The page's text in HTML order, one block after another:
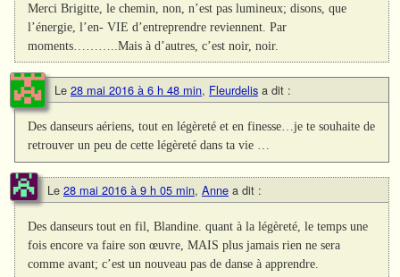
Merci Brigitte, le chemin, non, n’est pas lumineux; disons, que
l’énergie, l’en- VIE d’entreprendre reviennent. Par
moments………..Mais à d’autres, c’est noir, noir.
Le 28 mai 2016 à 6 h 48 min, Fleurdelis a dit :
Des danseurs aériens, tout en légèreté et en finesse…je te souhaite de
retrouver un peu de cette légèreté dans ta vie …
Le 28 mai 2016 à 9 h 05 min, Anne a dit :
Des danseurs tout en fil, Blandine. quant à la légèreté, le temps une
fois encore va faire son œuvre, MAIS plus jamais rien ne sera
comme avant; c’est un nouveau pas de danse à apprendre.